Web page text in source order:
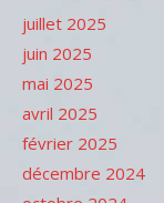
juillet 2025
juin 2025
mai 2025
avril 2025
février 2025
décembre 2024